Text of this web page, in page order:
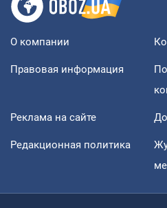
О компании
Правовая информация
Реклама на сайте
Редакционная политика